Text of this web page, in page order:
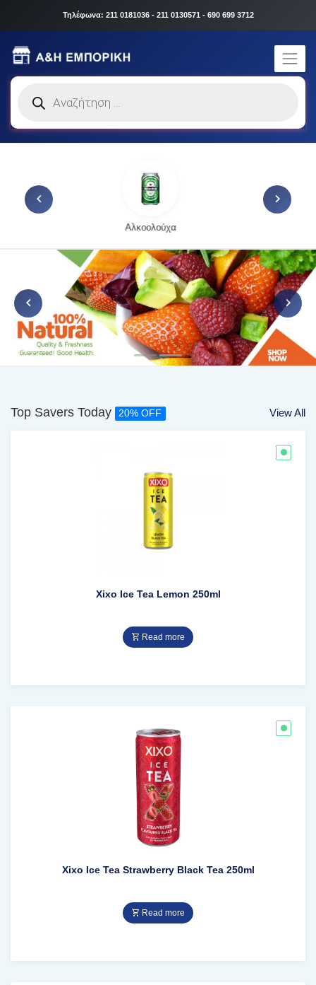
Τηλέφωνα: 211 0181036 - 211 0130571 - 690 699 3712
search
Αναψυκτικά
Top Savers Today 20% OFF View All
Xixo Ice Tea Lemon 250ml
Read more
Xixo Ice Tea Strawberry Black Tea 250ml
Read more